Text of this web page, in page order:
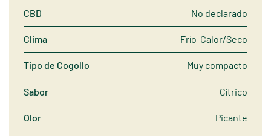
CBD No declarado
Clima Frío-Calor/Seco
Tipo de Cogollo Muy compacto
Sabor Cítrico
Olor Picante